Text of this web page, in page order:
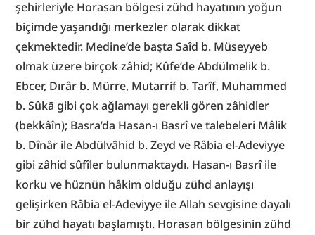
şehirleriyle Horasan bölgesi zühd hayatının yoğun
biçimde yaşandığı merkezler olarak dikkat
çekmektedir. Medine’de başta Saîd b. Müseyyeb
olmak üzere birçok zâhid; Kûfe’de Abdülmelik b.
Ebcer, Dırâr b. Mürre, Mutarrif b. Tarîf, Muhammed
b. Sûkā gibi çok ağlamayı gerekli gören zâhidler
(bekkâîn); Basra’da Hasan-ı Basrî ve talebeleri Mâlik
b. Dînâr ile Abdülvâhid b. Zeyd ve Râbia el-Adeviyye
gibi zâhid sûfîler bulunmaktaydı. Hasan-ı Basrî ile
korku ve hüznün hâkim olduğu zühd anlayışı
gelişirken Râbia el-Adeviyye ile Allah sevgisine dayalı
bir zühd hayatı başlamıştı. Horasan bölgesinin zühd